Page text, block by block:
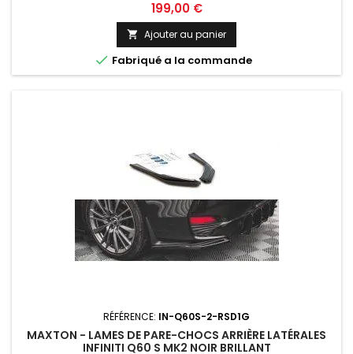
Prix
199,00 €
 Ajouter au panier
 Fabriqué a la commande
RÉFÉRENCE: IN-Q60S-2-RSD1G
MAXTON - LAMES DE PARE-CHOCS ARRIÈRE LATÉRALES
INFINITI Q60 S MK2 NOIR BRILLANT